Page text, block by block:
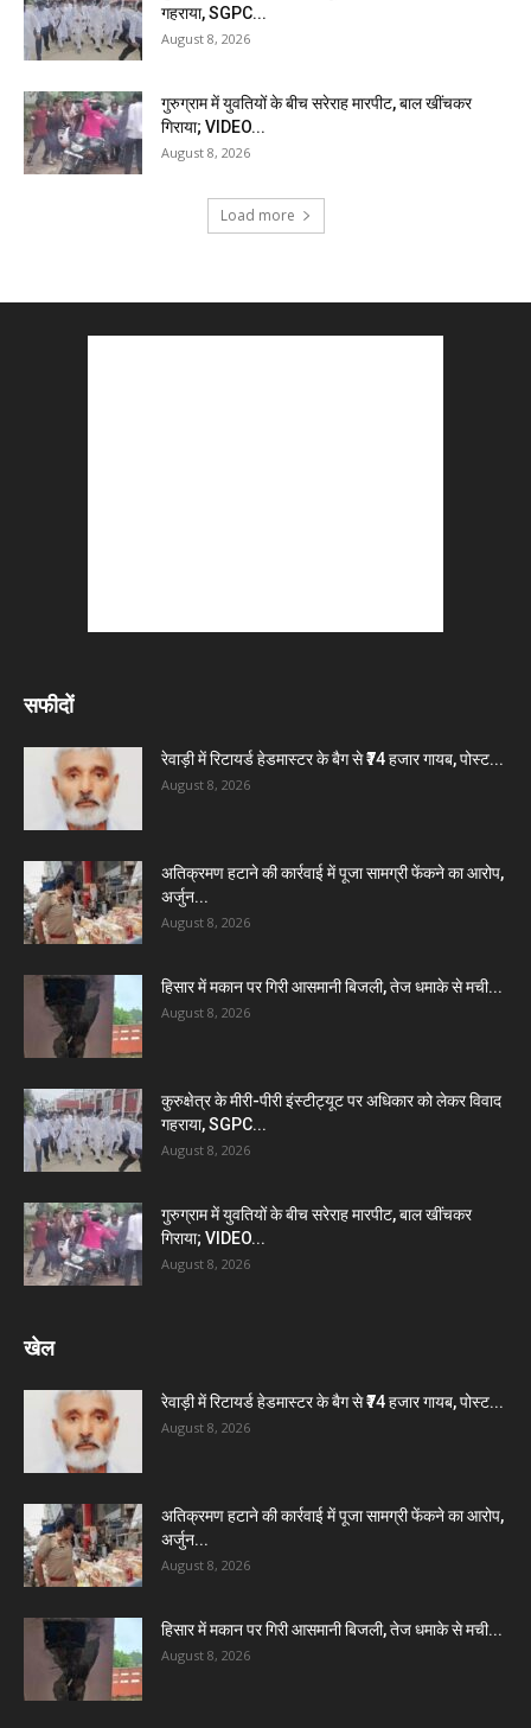
गहराया, SGPC...
August 8, 2026
गुरुग्राम में युवतियों के बीच सरेराह मारपीट, बाल खींचकर
गिराया; VIDEO...
August 8, 2026
Load more
सफीदों
रेवाड़ी में रिटायर्ड हेडमास्टर के बैग से ₹74 हजार गायब, पोस्ट...
August 8, 2026
अतिक्रमण हटाने की कार्रवाई में पूजा सामग्री फेंकने का आरोप,
अर्जुन...
August 8, 2026
हिसार में मकान पर गिरी आसमानी बिजली, तेज धमाके से मची...
August 8, 2026
कुरुक्षेत्र के मीरी-पीरी इंस्टीट्यूट पर अधिकार को लेकर विवाद
गहराया, SGPC...
August 8, 2026
गुरुग्राम में युवतियों के बीच सरेराह मारपीट, बाल खींचकर
गिराया; VIDEO...
August 8, 2026
खेल
रेवाड़ी में रिटायर्ड हेडमास्टर के बैग से ₹74 हजार गायब, पोस्ट...
August 8, 2026
अतिक्रमण हटाने की कार्रवाई में पूजा सामग्री फेंकने का आरोप,
अर्जुन...
August 8, 2026
हिसार में मकान पर गिरी आसमानी बिजली, तेज धमाके से मची...
August 8, 2026